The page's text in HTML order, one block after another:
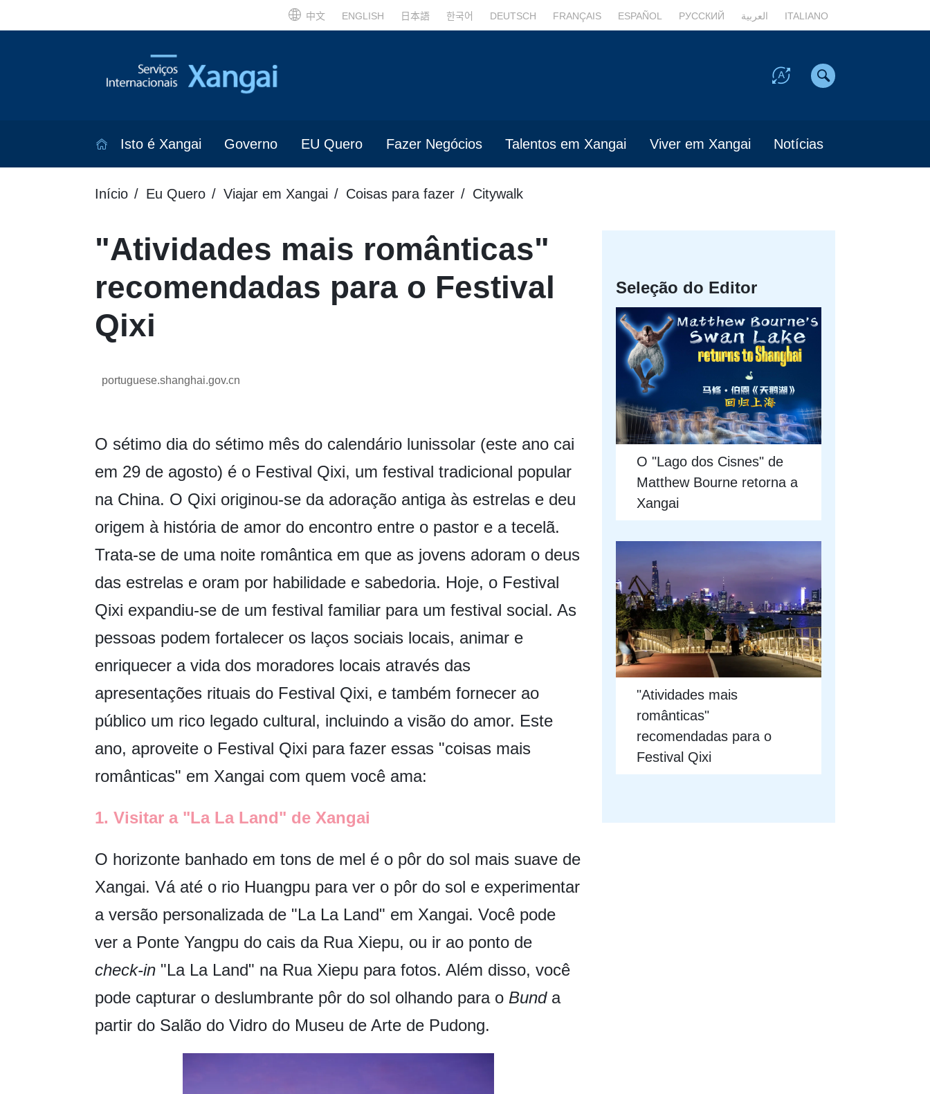
中文 ENGLISH 日本語 한국어 DEUTSCH FRANÇAIS ESPAÑOL РУССКИЙ العربية ITALIANO
Isto é Xangai Governo EU Quero Fazer Negócios Talentos em Xangai Viver em Xangai Notícias
Início Eu Quero Viajar em Xangai Coisas para fazer Citywalk
"Atividades mais românticas"
recomendadas para o Festival
Qixi
portuguese.shanghai.gov.cn
O sétimo dia do sétimo mês do calendário lunissolar (este ano cai
em 29 de agosto) é o Festival Qixi, um festival tradicional popular
na China. O Qixi originou-se da adoração antiga às estrelas e deu
origem à história de amor do encontro entre o pastor e a tecelã.
Trata-se de uma noite romântica em que as jovens adoram o deus
das estrelas e oram por habilidade e sabedoria. Hoje, o Festival
Qixi expandiu-se de um festival familiar para um festival social. As
pessoas podem fortalecer os laços sociais locais, animar e
enriquecer a vida dos moradores locais através das
apresentações rituais do Festival Qixi, e também fornecer ao
público um rico legado cultural, incluindo a visão do amor. Este
ano, aproveite o Festival Qixi para fazer essas "coisas mais
românticas" em Xangai com quem você ama:
1. Visitar a "La La Land" de Xangai
O horizonte banhado em tons de mel é o pôr do sol mais suave de
Xangai. Vá até o rio Huangpu para ver o pôr do sol e experimentar
a versão personalizada de "La La Land" em Xangai. Você pode
ver a Ponte Yangpu do cais da Rua Xiepu, ou ir ao ponto de
check-in "La La Land" na Rua Xiepu para fotos. Além disso, você
pode capturar o deslumbrante pôr do sol olhando para o Bund a
partir do Salão do Vidro do Museu de Arte de Pudong.
Seleção do Editor
O "Lago dos Cisnes" de
Matthew Bourne retorna a
Xangai
"Atividades mais
românticas"
recomendadas para o
Festival Qixi